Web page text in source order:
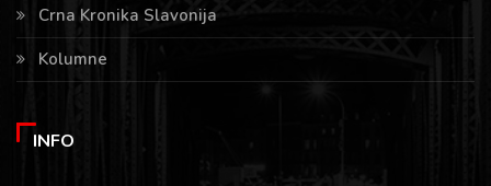
Crna Kronika Slavonija
Kolumne
INFO